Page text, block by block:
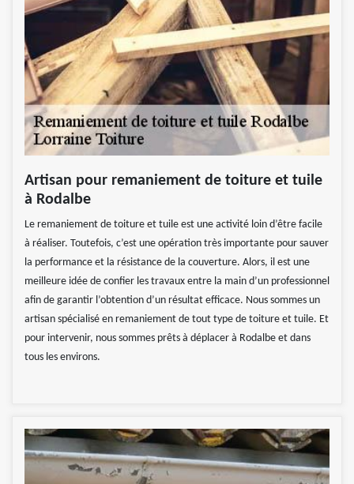
Artisan pour remaniement de toiture et tuile
à Rodalbe
Le remaniement de toiture et tuile est une activité loin d’être facile
à réaliser. Toutefois, c’est une opération très importante pour sauver
la performance et la résistance de la couverture. Alors, il est une
meilleure idée de confier les travaux entre la main d’un professionnel
afin de garantir l’obtention d’un résultat efficace. Nous sommes un
artisan spécialisé en remaniement de tout type de toiture et tuile. Et
pour intervenir, nous sommes prêts à déplacer à Rodalbe et dans
tous les environs.